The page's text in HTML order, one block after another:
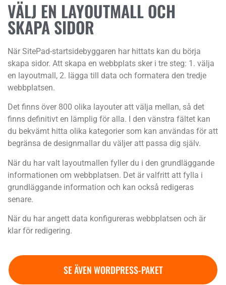
VÄLJ EN LAYOUTMALL OCH
SKAPA SIDOR
När SitePad-startsidebyggaren har hittats kan du börja
skapa sidor. Att skapa en webbplats sker i tre steg: 1. välja
en layoutmall, 2. lägga till data och formatera den tredje
webbplatsen.
Det finns över 800 olika layouter att välja mellan, så det
finns definitivt en lämplig för alla. I den vänstra fältet kan
du bekvämt hitta olika kategorier som kan användas för att
begränsa de designmallar du väljer att passa dig själv.
När du har valt layoutmallen fyller du i den grundläggande
informationen om webbplatsen. Det är valfritt att fylla i
grundläggande information och kan också redigeras
senare.
När du har angett data konfigureras webbplatsen och är
klar för redigering.
SE ÄVEN WORDPRESS-PAKET